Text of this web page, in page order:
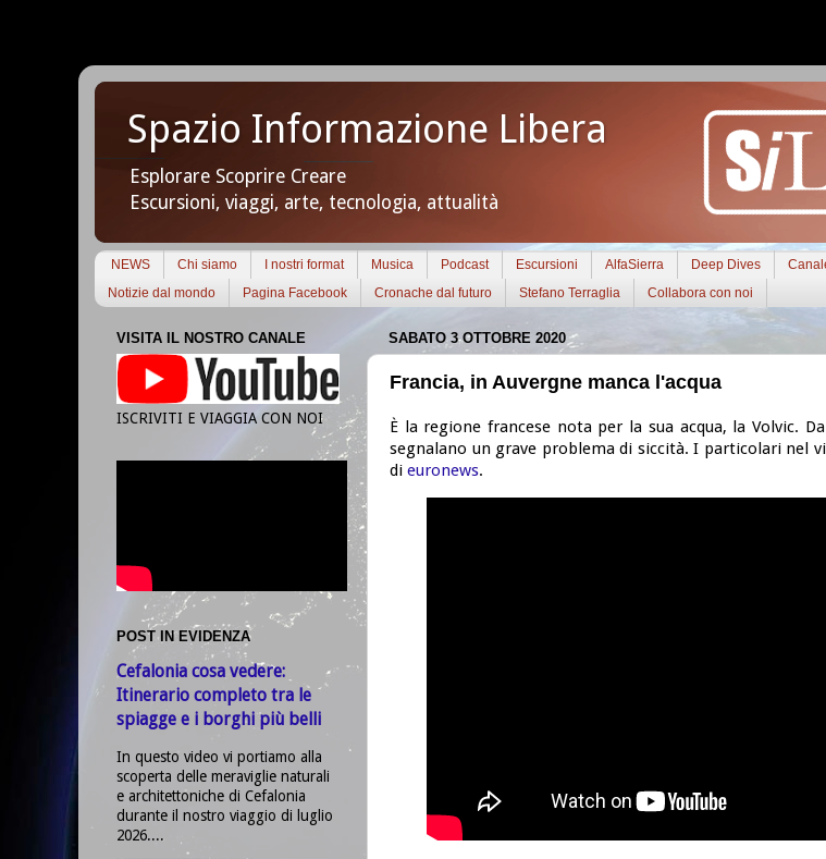
Spazio Informazione Libera
Esplorare Scoprire Creare
Escursioni, viaggi, arte, tecnologia, attualità
NEWS Chi siamo I nostri format Musica Podcast Escursioni AlfaSierra Deep Dives
Notizie dal mondo
Pagina Facebook Cronache dal futuro Stefano Terraglia Collabora con noi
SABATO 3 OTTOBRE 2020
Francia, in Auvergne manca l'acqua
È la regione francese nota per la sua acqua, la Volvic.
segnalano un grave problema di siccità. I particolari nel
di euronews.
VISITA IL NOSTRO CANALE
ISCRIVITI E VIAGGIA CON NOI
POST IN EVIDENZA
Cefalonia cosa vedere:
Itinerario completo tra le
spiagge e i borghi più belli
In questo video vi portiamo alla
scoperta delle meraviglie naturali
e architettoniche di Cefalonia
durante il nostro viaggio di luglio
2026....